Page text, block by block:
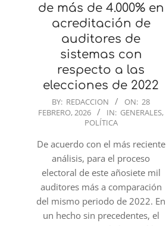
de más de 4.000% en
acreditación de
auditores de
sistemas con
respecto a las
elecciones de 2022
2026-
02-
BY: REDACCION ON: 28
FEBRERO, 2026
IN: GENERALES,
POLÍTICA
De acuerdo con el más reciente
análisis, para el proceso
electoral de este añosiete mil
auditores más a comparación
del mismo periodo de 2022. En
un hecho sin precedentes, el